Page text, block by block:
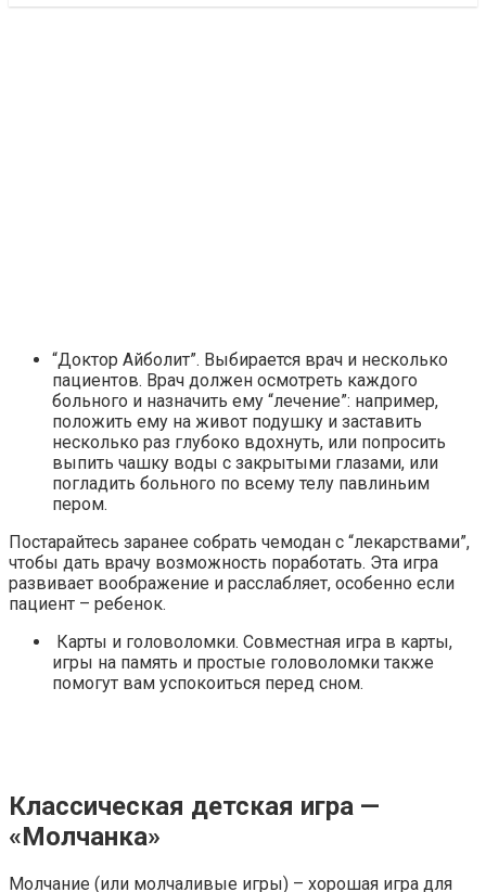
“Доктор Айболит”. Выбирается врач и несколько
пациентов. Врач должен осмотреть каждого
больного и назначить ему “лечение”: например,
положить ему на живот подушку и заставить
несколько раз глубоко вдохнуть, или попросить
выпить чашку воды с закрытыми глазами, или
погладить больного по всему телу павлиньим
пером.
Постарайтесь заранее собрать чемодан с “лекарствами”,
чтобы дать врачу возможность поработать. Эта игра
развивает воображение и расслабляет, особенно если
пациент – ребенок.
Карты и головоломки. Совместная игра в карты,
игры на память и простые головоломки также
помогут вам успокоиться перед сном.
Классическая детская игра —
«Молчанка»
Молчание (или молчаливые игры) – хорошая игра для